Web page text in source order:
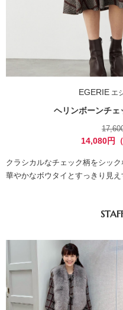
EGERIEエ
ヘリンボーンチェ
14,080円
クラシカルなチェック柄をシッ
華やかなボウタイとすっきり見え